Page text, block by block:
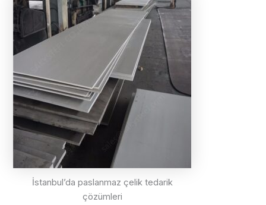
İstanbul’da paslanmaz çelik tedarik
çözümleri